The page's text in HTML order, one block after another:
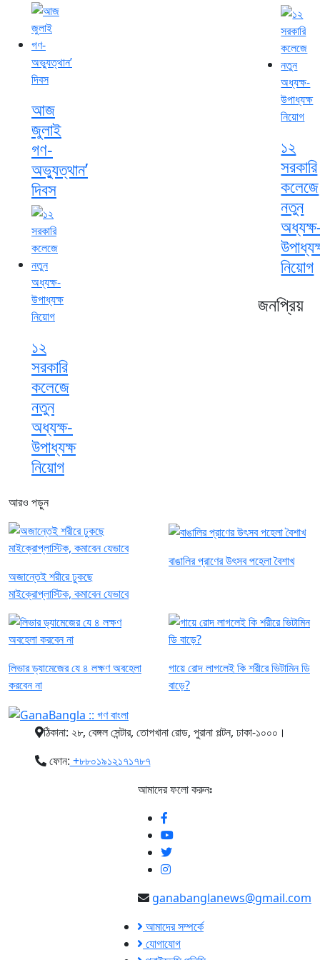
আজ
জুলাই
গণ-
অভ্যুত্থান’
দিবস
১২
সরকারি
কলেজে
নতুন
অধ্যক্ষ-
উপাধ্যক্ষ
নিয়োগ
১২
সরকারি
কলেজে
নতুন
নিয়োগ
জনপ্রিয়
আরও পড়ুন
অজান্তেই শরীরে ঢুকছে
মাইক্রোপ্লাস্টিক, কমাবেন যেভাবে
বাঙালির প্রাণের উৎসব পহেলা বৈশাখ
লিভার ড্যামেজের যে ৪ লক্ষণ অবহেলা
করবেন না
গায়ে রোদ লাগলেই কি শরীরে ভিটামিন ডি
বাড়ে?
ঠিকানা: ২৮, বেঙ্গল সেন্টার, তোপখানা রোড, পুরানা পল্টন, ঢাকা-১০০০।
ফোন: +৮৮০১৯১২১৭১৭৮৭
আমাদের ফলো করুনঃ
ganabanglanews@gmail.com
আমাদের সম্পর্কে
যোগাযোগ